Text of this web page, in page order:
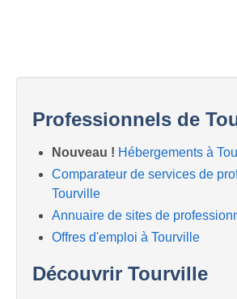
Professionnels de
Nouveau ! Hébergements à
Comparateur de services de
Tourville
Annuaire de sites de
Offres d'emploi à Tourville
Découvrir Tourville